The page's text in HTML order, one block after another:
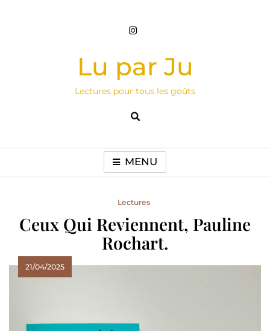
Lu par Ju
Lectures pour tous les goûts
MENU
Lectures
Ceux Qui Reviennent, Pauline
Rochart.
21/04/2025